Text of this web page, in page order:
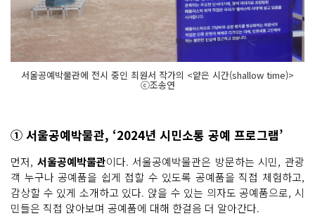
서울공예박물관에 전시 중인 최원서 작가의 <얕은 시간(shallow time)>
ⓒ조송연
① 서울공예박물관, ‘2024년 시민소통 공예 프로그램’
먼저, 서울공예박물관이다. 서울공예박물관은 방문하는 시민, 관광
객 누구나 공예품을 쉽게 접할 수 있도록 공예품을 직접 체험하고,
감상할 수 있게 소개하고 있다. 앉을 수 있는 의자도 공예품으로, 시
민들은 직접 앉아보며 공예품에 대해 한걸음 더 알아간다.